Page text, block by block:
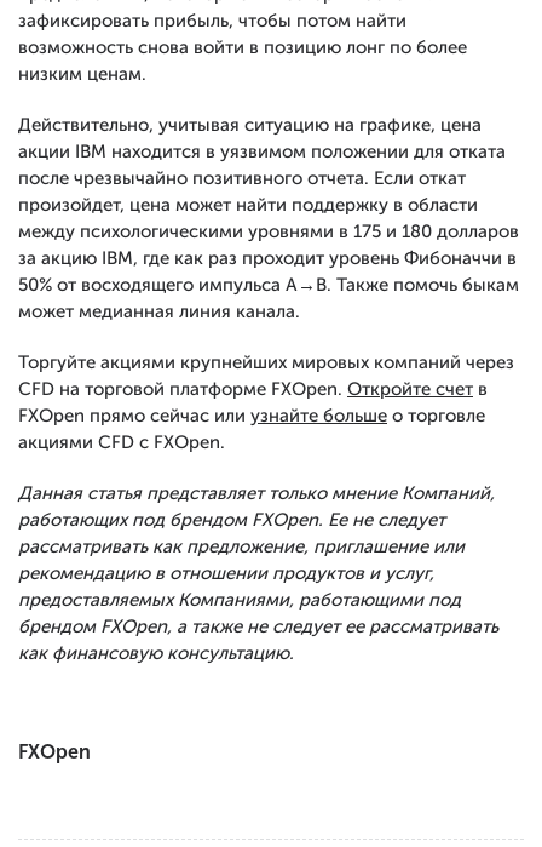
зафиксировать прибыль, чтобы потом найти
возможность снова войти в позицию лонг по более
низким ценам.
Действительно, учитывая ситуацию на графике, цена
акции IBM находится в уязвимом положении для отката
после чрезвычайно позитивного отчета. Если откат
произойдет, цена может найти поддержку в области
между психологическими уровнями в 175 и 180 долларов
за акцию IBM, где как раз проходит уровень Фибоначчи в
50% от восходящего импульса А→В. Также помочь быкам
может медианная линия канала.
Торгуйте акциями крупнейших мировых компаний через
CFD на торговой платформе FXOpen. Откройте счет в
FXOpen прямо сейчас или узнайте больше о торговле
акциями CFD с FXOpen.
Данная статья представляет только мнение Компаний,
работающих под брендом FXOpen. Ее не следует
рассматривать как предложение, приглашение или
рекомендацию в отношении продуктов и услуг,
предоставляемых Компаниями, работающими под
брендом FXOpen, а также не следует ее рассматривать
как финансовую консультацию.
FXOpen